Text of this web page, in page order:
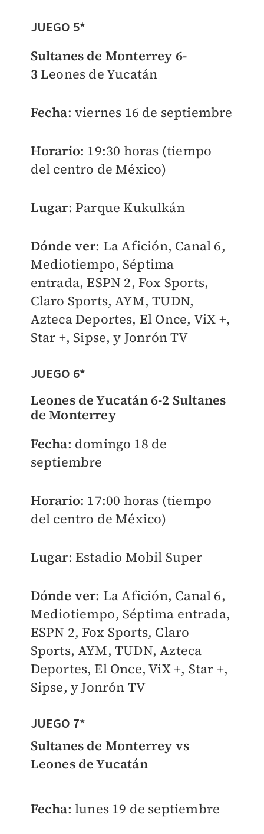
JUEGO 5*
Sultanes de Monterrey 6-
3 Leones de Yucatán
Fecha: viernes 16 de septiembre
Horario: 19:30 horas (tiempo
del centro de México)
Lugar: Parque Kukulkán
Dónde ver: La Afición, Canal 6,
Mediotiempo, Séptima
entrada,ESPN 2, Fox Sports,
Claro Sports, AYM, TUDN,
Azteca Deportes, El Once, ViX +,
Star +, Sipse, y Jonrón TV
JUEGO 6*
Leones de Yucatán 6-2 Sultanes
de Monterrey
Fecha: domingo 18 de
septiembre
Horario: 17:00 horas (tiempo
del centro de México)
Lugar: Estadio Mobil Super
Dónde ver: La Afición, Canal 6,
Mediotiempo, Séptima entrada,
ESPN 2, Fox Sports, Claro
Sports, AYM, TUDN, Azteca
Deportes, El Once, ViX +, Star +,
Sipse, y Jonrón TV
JUEGO 7*
Sultanes de Monterrey vs
Leones de Yucatán
Fecha: lunes 19 de septiembre